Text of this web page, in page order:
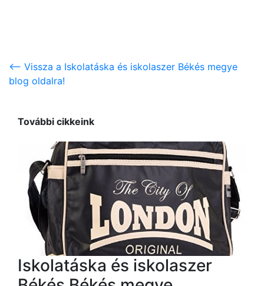
<-- Vissza a Iskolatáska és iskolaszer Békés megye
blog oldalra!
További cikkeink
Iskolatáska és iskolaszer